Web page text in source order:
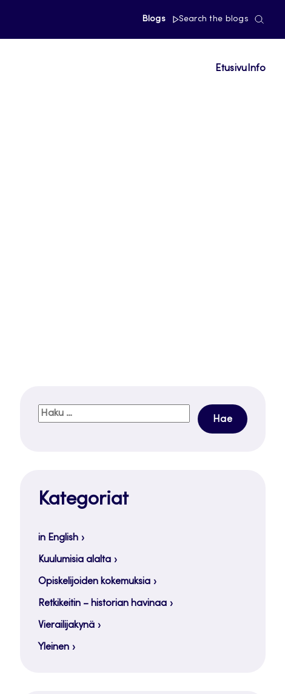
Blogs Search the blogs
Etusivu Info
Haku:
Kategoriat
in English
Kuulumisia alalta
Opiskelijoiden kokemuksia
Retkikeitin – historian havinaa
Vierailijakynä
Yleinen